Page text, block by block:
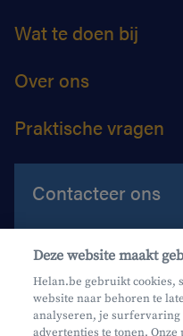
Wat te doen bij
Over ons
Praktische vragen
Contacteer ons
Contacteer ons
Maak een afspraak
Waar vind je ons?
Deze website maakt
Helan.be gebruikt cookies,
website naar behoren te
analyseren, je
advertenties te tonen.